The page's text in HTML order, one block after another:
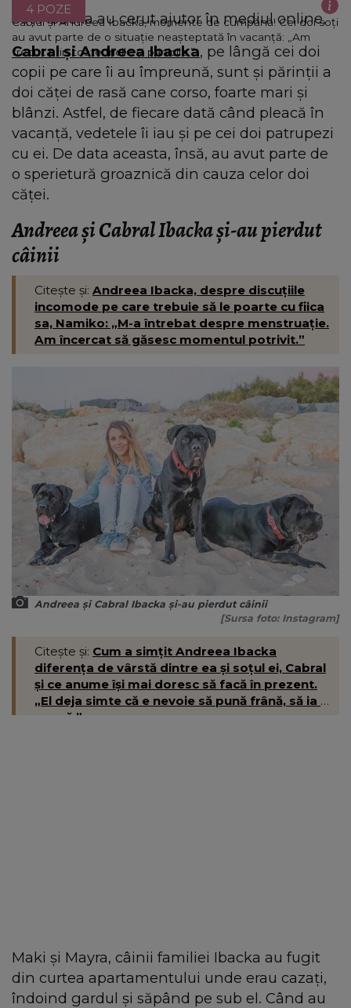
Cabral și Andreea Ibacka, momente de cumpănă! Cei doi soți
au avut parte de o situație neașteptată în vacanță: „Am
trecut prin toate fricile și panicile.”
4 POZE
Soții Ibacka au cerut ajutor în mediul online.
Cabral și Andreea Ibacka, pe lângă cei doi
copii pe care îi au împreună, sunt și părinții a
doi căței de rasă cane corso, foarte mari și
blânzi. Astfel, de fiecare dată când pleacă în
vacanță, vedetele îi iau și pe cei doi patrupezi
cu ei. De data aceasta, însă, au avut parte de
o sperietură groaznică din cauza celor doi
căței.
Andreea și Cabral Ibacka și-au pierdut
câinii
Citește și: Andreea Ibacka, despre discuțiile
incomode pe care trebuie să le poarte cu fiica
sa, Namiko: „M-a întrebat despre menstruație.
Am încercat să găsesc momentul potrivit.”
Andreea și Cabral Ibacka și-au pierdut câinii
[Sursa foto: Instagram]
Citește și: Cum a simțit Andreea Ibacka
diferența de vârstă dintre ea și soțul ei, Cabral
și ce anume își mai doresc să facă în prezent.
„El deja simte că e nevoie să pună frână, să ia o
pauză.”
Maki și Mayra, câinii familiei Ibacka au fugit
din curtea apartamentului unde erau cazați,
îndoind gardul și săpând pe sub el. Când au